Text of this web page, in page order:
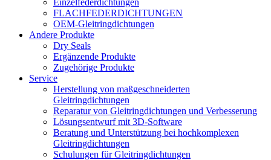
FLACHFEDERDICHTUNGEN
OEM-Gleitringdichtungen
Andere Produkte
Dry Seals
Ergänzende Produkte
Zugehörige Produkte
Service
Herstellung von maßgeschneiderten
Gleitringdichtungen
Reparatur von Gleitringdichtungen und Verbesserung
Lösungsentwurf mit 3D-Software
Beratung und Unterstützung bei hochkomplexen
Gleitringdichtungen
Schulungen für Gleitringdichtungen